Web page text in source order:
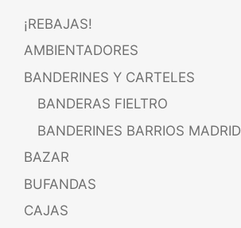
¡REBAJAS!
AMBIENTADORES
BANDERINES Y CARTELES
BANDERAS FIELTRO
BANDERINES BARRIOS MADRID
BAZAR
BUFANDAS
CAJAS